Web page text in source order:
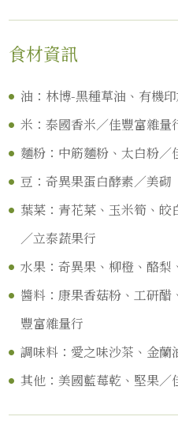
食材資訊
油：林博-黑種草油、有機
米：泰國香米／佳豐富雜量
麵粉：中筋麵粉、太白粉／
豆：奇異果蛋白酵素／美砌
葉菜：青花菜、玉米筍、
／立泰蔬果行
水果：奇異果、柳橙、酪梨
醬料：康果香菇粉、工研
豐富雜量行
調味料：愛之味沙茶、金蘭
其他：美國藍莓乾、堅果／